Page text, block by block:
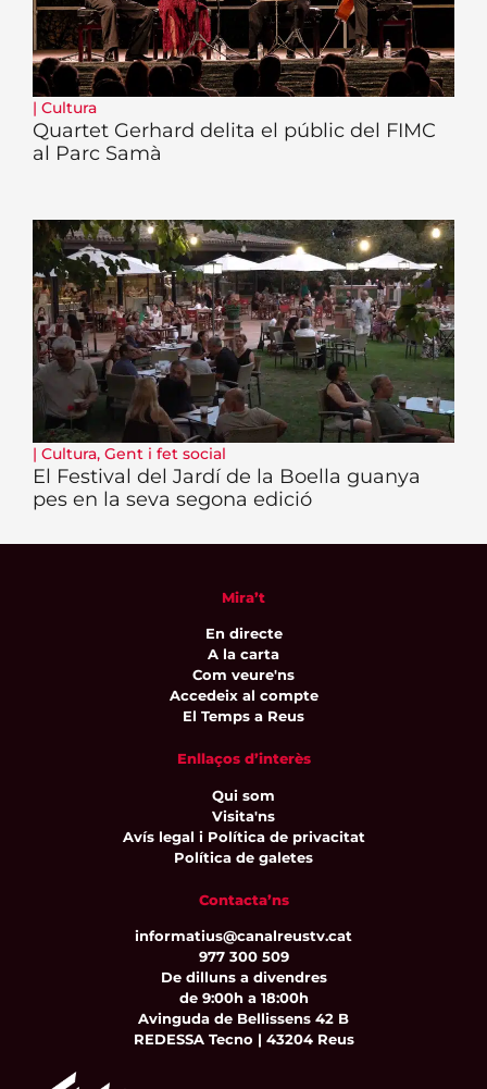
| Cultura
Quartet Gerhard delita el públic del FIMC
al Parc Samà
| Cultura, Gent i fet social
El Festival del Jardí de la Boella guanya
pes en la seva segona edició
Mira’t
En directe
A la carta
Com veure'ns
Accedeix al compte
El Temps a Reus
Enllaços d’interès
Qui som
Visita'ns
Avís legal i Política de privacitat
Política de galetes
Contacta’ns
informatius@canalreustv.cat
977 300 509
De dilluns a divendres
de 9:00h a 18:00h
Avinguda de Bellissens 42 B
REDESSA Tecno | 43204 Reus